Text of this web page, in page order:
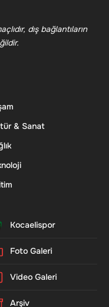
dış bağlantıların
& Sanat
Kocaelispor
Foto Galeri
Video Galeri
Arşiv